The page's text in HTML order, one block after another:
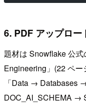
6. PDF アップロ
題材は Snowflake 公
Engineering」(22 ペ
「Data → Databases
DOC_AI_SCHEMA →